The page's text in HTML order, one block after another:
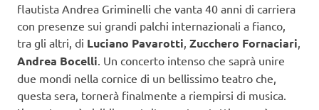
flautista Andrea Griminelli che vanta 40 anni di carriera
con presenze sui grandi palchi internazionali a fianco,
tra gli altri, di Luciano Pavarotti Zucchero Fornaciari
Andrea Bocelli . Un concerto intenso che saprà unire
due mondi nella cornice di un bellissimo teatro che,
questa sera, tornerà finalmente a riempirsi di musica.